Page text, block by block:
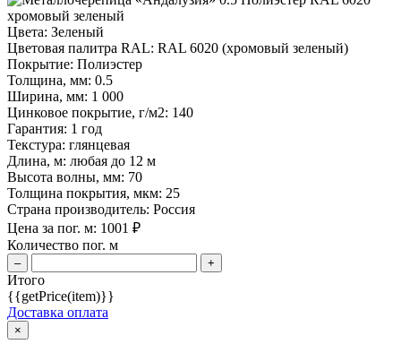
Цвета: Зеленый
Цветовая палитра RAL: RAL 6020 (хромовый зеленый)
Покрытие: Полиэстер
Толщина, мм: 0.5
Ширина, мм: 1 000
Цинковое покрытие, г/м2: 140
Гарантия: 1 год
Текстура: глянцевая
Длина, м: любая до 12 м
Высота волны, мм: 70
Толщина покрытия, мкм: 25
Страна производитель: Россия
Цена за пог. м: 1001 ₽
Количество пог. м
– +
Итого
{{getPrice(item)}}
Доставка оплата
×